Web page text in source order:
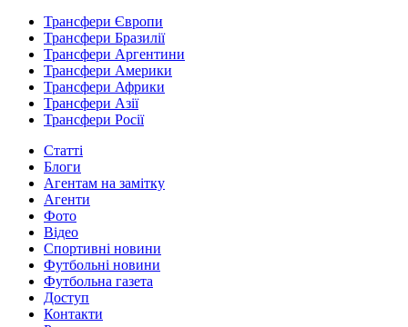
Трансфери Європи
Трансфери Бразилії
Трансфери Аргентини
Трансфери Америки
Трансфери Африки
Трансфери Азії
Трансфери Росії
Статті
Блоги
Агентам на замітку
Агенти
Фото
Відео
Спортивні новини
Футбольні новини
Футбольна газета
Доступ
Контакти